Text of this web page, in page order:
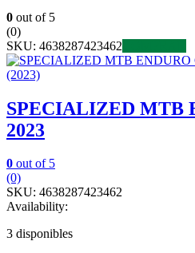
0 out of 5
(0)
SKU: 4638287423462
SPECIALIZED MTB
2023
0 out of 5
(0)
SKU: 4638287423462
Availability:
3 disponibles